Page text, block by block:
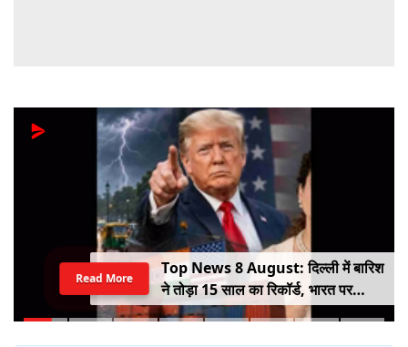
Top News 8 August: दिल्ली में बारिश
ने तोड़ा 15 साल का रिकॉर्ड, भारत पर
100% टैरिफ का खतरा; Gen Z पर कंगना
Read More